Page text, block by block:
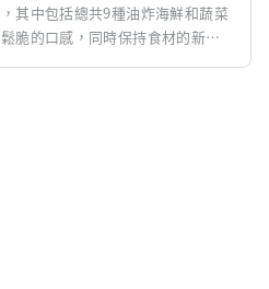
其中包括總共9種油炸海鮮和蔬菜
脆的口感，同時保持食材的新鮮